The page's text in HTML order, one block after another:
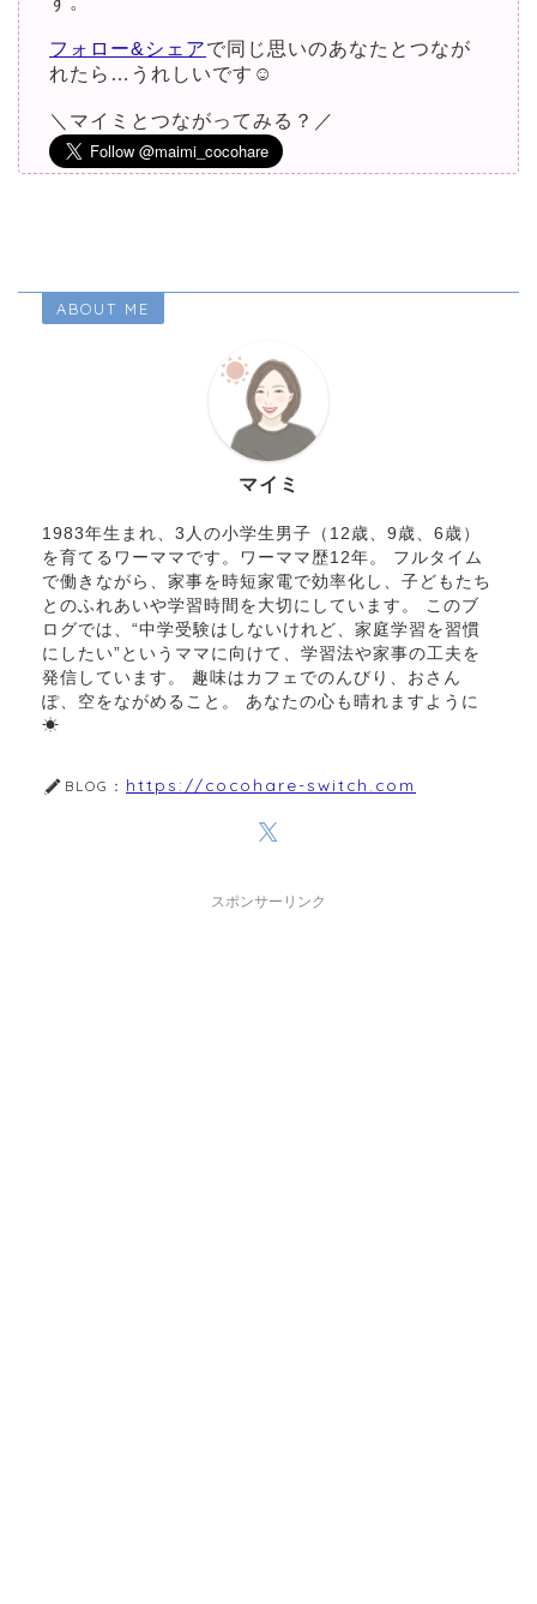
フォロー&シェアで同じ思いのあなたとつなが
れたら…うれしいです☺︎
＼マイミとつながってみる？／
ABOUT ME
マイミ
1983年生まれ、3人の小学生男子（12歳、9歳、6歳）
を育てるワーママです。ワーママ歴12年。 フルタイム
で働きながら、家事を時短家電で効率化し、子どもたち
とのふれあいや学習時間を大切にしています。 このブ
ログでは、“中学受験はしないけれど、家庭学習を習慣
にしたい”というママに向けて、学習法や家事の工夫を
発信しています。 趣味はカフェでのんびり、おさん
ぽ、空をながめること。 あなたの心も晴れますように
☀︎
BLOG： https://cocohare-switch.com
スポンサーリンク